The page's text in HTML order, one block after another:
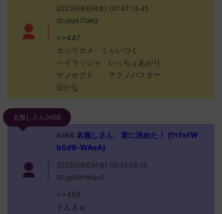
2023/08/09(水) 00:47:13.45
ID:zIq417aKd
>>447
カジリガメ くらいつく
ヘイラッシャ いっちょあがり
ゲノセクト テクノバスター
位かな
名無しさん0466
0466 名無しさん、君に決めた！ (ﾜｯﾁｮｲW
b5d9-WAeA)
2023/08/09(水) 00:51:06.13
ID:gzK9PWyc0
>>459
さんきゅ